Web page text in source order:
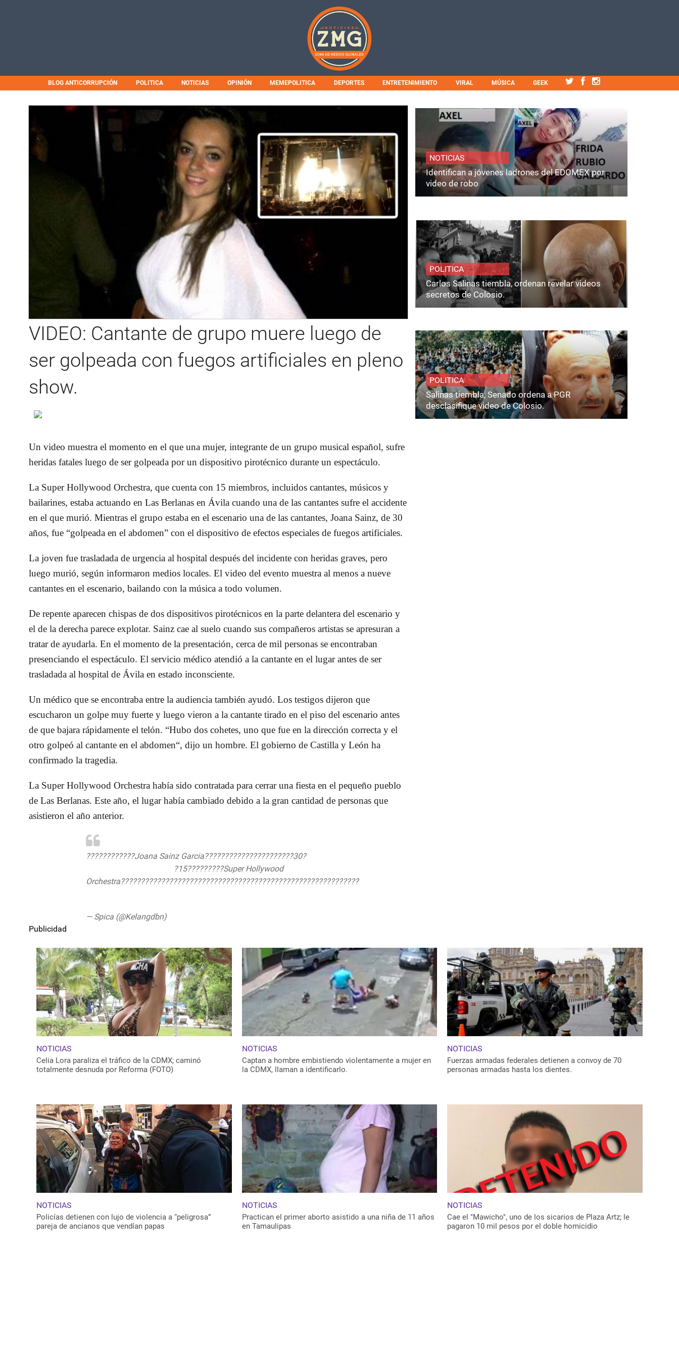
BLOG ANTICORRUPCIÓN POLITICA NOTICIAS OPINIÓN MEMEPOLITICA DEPORTES ENTRETENIMIENTO VIRAL MÚSICA GEEK
VIDEO: Cantante de grupo muere luego de
ser golpeada con fuegos artificiales en pleno
show.
Un video muestra el momento en el que una mujer, integrante de un grupo musical español, sufre
heridas fatales luego de ser golpeada por un dispositivo pirotécnico durante un espectáculo.
La Super Hollywood Orchestra, que cuenta con 15 miembros, incluidos cantantes, músicos y
bailarines, estaba actuando en Las Berlanas en Ávila cuando una de las cantantes sufre el accidente
en el que murió. Mientras el grupo estaba en el escenario una de las cantantes, Joana Sainz, de 30
años, fue “golpeada en el abdomen” con el dispositivo de efectos especiales de fuegos artificiales.
La joven fue trasladada de urgencia al hospital después del incidente con heridas graves, pero
luego murió, según informaron medios locales. El video del evento muestra al menos a nueve
cantantes en el escenario, bailando con la música a todo volumen.
De repente aparecen chispas de dos dispositivos pirotécnicos en la parte delantera del escenario y
el de la derecha parece explotar. Sainz cae al suelo cuando sus compañeros artistas se apresuran a
tratar de ayudarla. En el momento de la presentación, cerca de mil personas se encontraban
presenciando el espectáculo. El servicio médico atendió a la cantante en el lugar antes de ser
trasladada al hospital de Ávila en estado inconsciente.
Un médico que se encontraba entre la audiencia también ayudó. Los testigos dijeron que
escucharon un golpe muy fuerte y luego vieron a la cantante tirado en el piso del escenario antes
de que bajara rápidamente el telón. “Hubo dos cohetes, uno que fue en la dirección correcta y el
otro golpeó al cantante en el abdomen“, dijo un hombre. El gobierno de Castilla y León ha
confirmado la tragedia.
La Super Hollywood Orchestra había sido contratada para cerrar una fiesta en el pequeño pueblo
de Las Berlanas. Este año, el lugar había cambiado debido a la gran cantidad de personas que
asistieron el año anterior.
????????????Joana Sainz Garcia??????????????????????30?
?15?????????Super Hollywood
Orchestra???????????????????????????????????????????????????????????
— Spica (@Kelangdbn)
Publicidad
NOTICIAS
Identifican a jóvenes ladrones del EDOMEX por
video de robo
POLITICA
Carlos Salinas tiembla, ordenan revelar videos
secretos de Colosio.
POLITICA
Salinas tiembla, Senado ordena a PGR
desclasifique video de Colosio.
NOTICIAS
Celia Lora paraliza el tráfico de la CDMX; caminó
totalmente desnuda por Reforma (FOTO)
NOTICIAS
Captan a hombre embistiendo violentamente a mujer en
la CDMX, llaman a identificarlo.
NOTICIAS
Fuerzas armadas federales detienen a convoy de 70
personas armadas hasta los dientes.
NOTICIAS
Policías detienen con lujo de violencia a “peligrosa”
pareja de ancianos que vendían papas
NOTICIAS
Practican el primer aborto asistido a una niña de 11 años
en Tamaulipas
NOTICIAS
Cae el "Mawicho", uno de los sicarios de Plaza Artz; le
pagaron 10 mil pesos por el doble homicidio